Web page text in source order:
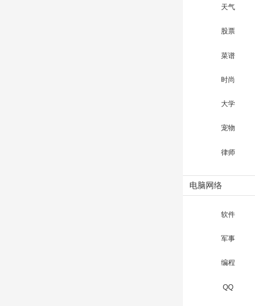
天气
股票
菜谱
时尚
大学
宠物
律师
电脑网络
软件
军事
编程
QQ